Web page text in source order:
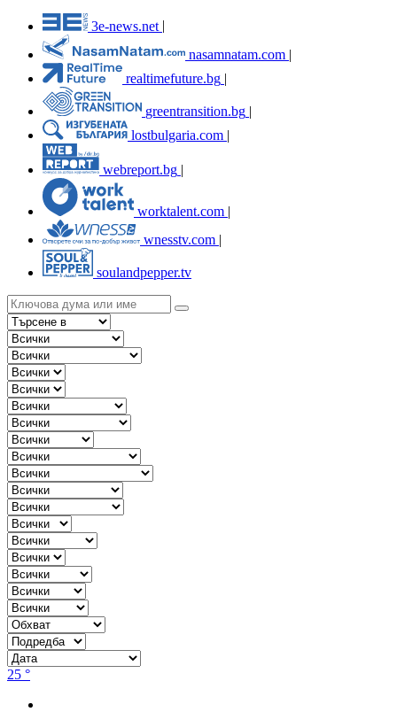
3e-news.net
nasamnatam.com |
realtimefuture.bg |
greentransition.bg |
lostbulgaria.com |
webreport.bg
worktalent.com |
wnesstv.com |
soulandpepper.tv
25 °